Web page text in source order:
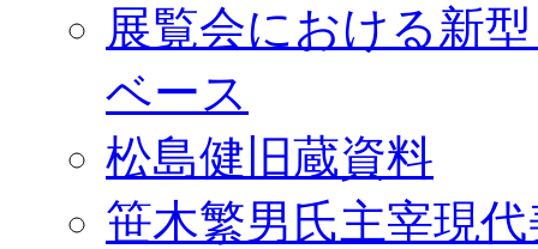
展覧会における新
ベース
松島健旧蔵資料
笹木繁男氏主宰現